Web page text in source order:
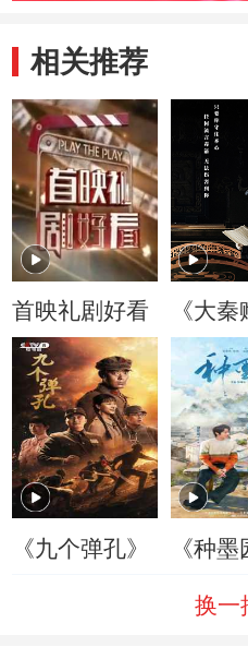
相关推荐
首映礼剧好看 《大秦
《九个弹孔》 《种墨
换一